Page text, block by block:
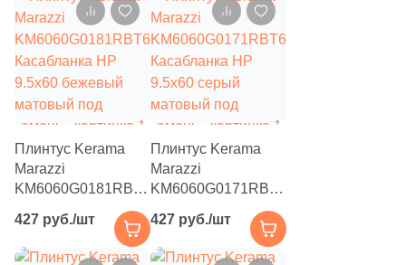
под камень
под камень
Плинтус Kerama
Marazzi
KM6060G0181RBT6
9.5x60 бежевый
матовый под
427 руб./шт
Плинтус Kerama
Marazzi
KM6060G0171RBT6
9.5x60 серый
матовый под
427 руб./шт